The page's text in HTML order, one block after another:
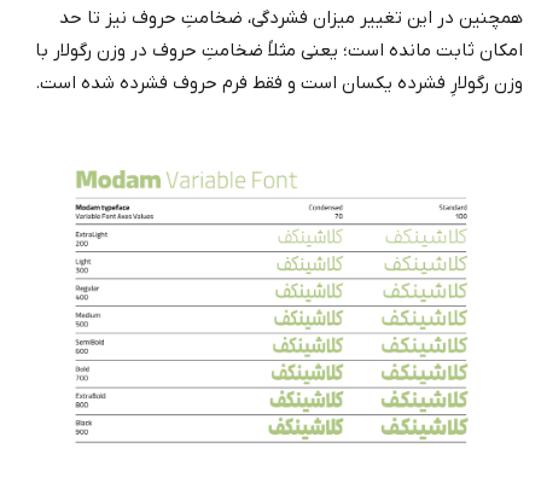
همچنین در این تغییر میزان فشردگی، ضخامتِ حروف نیز تا حد
امکان ثابت مانده است؛ یعنی مثلاً ضخامتِ حروف در وزن رگولار با
وزن رگولارِ فشرده یکسان است و فقط فرم حروف فشرده شده است.